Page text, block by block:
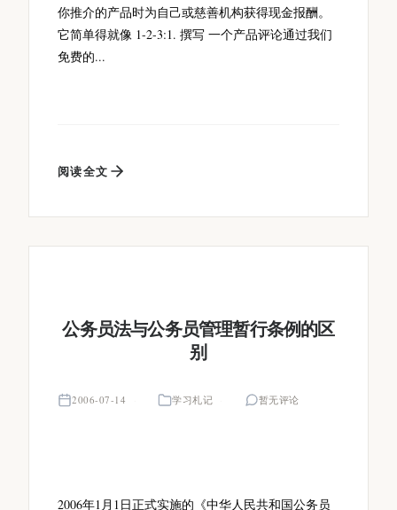
你推介的产品时为自己或慈善机构获得现金报酬。
它简单得就像 1-2-3:1. 撰写 一个产品评论通过我们
免费的...
阅读全文
公务员法与公务员管理暂行条例的区
别
2006-07-14 学习札记 暂无评论
2006年1月1日正式实施的《中华人民共和国公务员